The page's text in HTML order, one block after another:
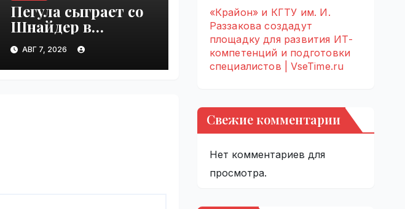
Пегула сыграет со
Шнайдер в
четвертом круге
турнира в Торонто
| VseTime.ru
АВГ 7, 2026
«Крайон» и КГТУ им. И.
Раззакова создадут
площадку для развития ИТ-
компетенций и подготовки
специалистов | VseTime.ru
Свежие комментарии
Нет комментариев для
просмотра.